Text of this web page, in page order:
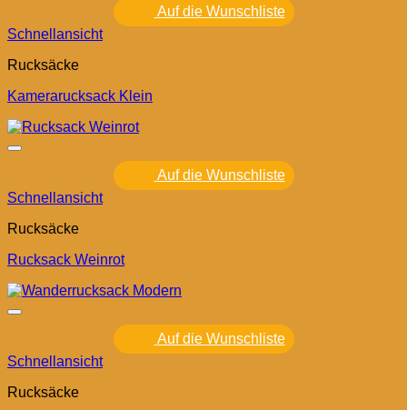
Auf die Wunschliste
Schnellansicht
Rucksäcke
Kamerarucksack Klein
Auf die Wunschliste
Schnellansicht
Rucksäcke
Rucksack Weinrot
Auf die Wunschliste
Schnellansicht
Rucksäcke